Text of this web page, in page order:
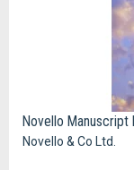
Novello Manuscript
Novello & Co Ltd.